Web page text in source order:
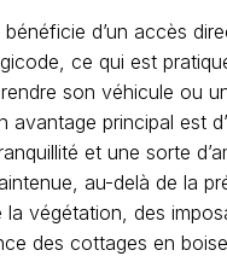
d’un accès
ce qui est
son véhicule ou
avantage principal est
et une sorte
au-delà de la
la végétation, des
des cottages en